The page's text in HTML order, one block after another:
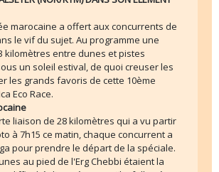
marocaine a offert aux concurrents de
le vif du sujet. Au programme une
kilomètres entre dunes et pistes
un soleil estival, de quoi creuser les
les grands favoris de cette 10ème
Eco Race.
liaison de 28 kilomètres qui a vu partir
à 7h15 ce matin, chaque concurrent a
pour prendre le départ de la spéciale.
au pied de l'Erg Chebbi étaient la